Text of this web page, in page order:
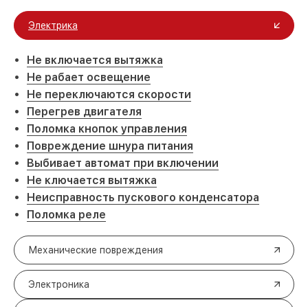
Электрика
Не включается вытяжка
Не рабает освещение
Не переключаются скорости
Перегрев двигателя
Поломка кнопок управления
Повреждение шнура питания
Выбивает автомат при включении
Не ключается вытяжка
Неисправность пускового конденсатора
Поломка реле
Механические повреждения
Электроника